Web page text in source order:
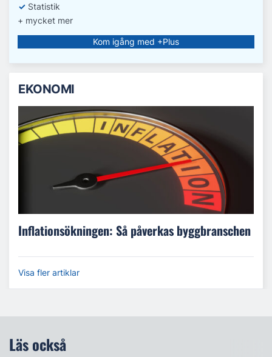
✓ Statistik
+ mycket mer
Kom igång med +Plus
EKONOMI
Inflationsökningen: Så påverkas byggbranschen
Visa fler artiklar
Läs också